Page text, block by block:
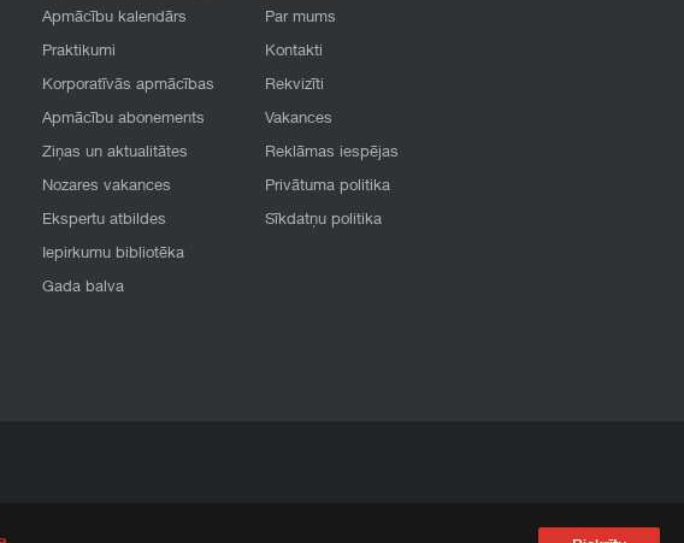
Apmācību kalendārs
Praktikumi
Korporatīvās apmācības
Apmācību abonements
Ziņas un aktualitātes
Nozares vakances
Ekspertu atbildes
Iepirkumu bibliotēka
Gada balva
Par mums
Kontakti
Rekvizīti
Vakances
Reklāmas iespējas
Privātuma politika
Sīkdatņu politika